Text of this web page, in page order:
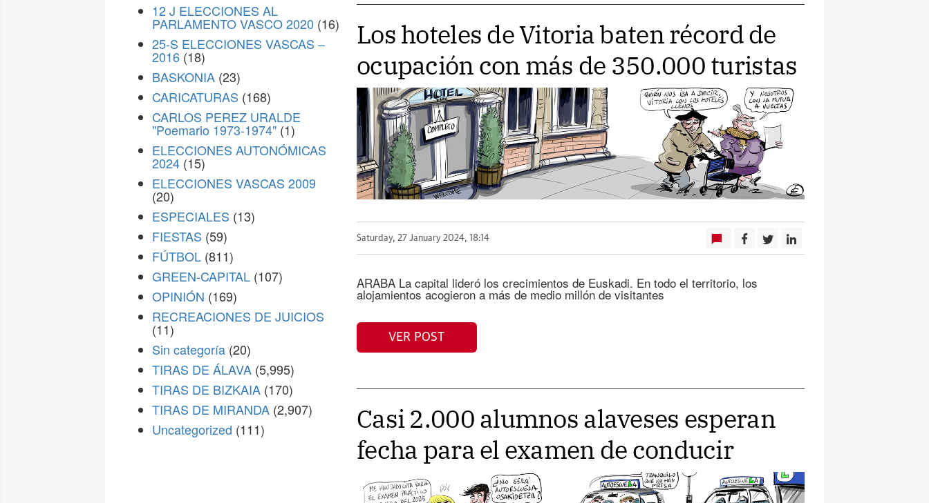
Los hoteles de Vitoria baten récord de
ocupación con más de 350.000 turistas
Saturday, 27 January 2024, 18:14
ARABA La capital lideró los crecimientos de Euskadi. En todo el territorio, los
alojamientos acogieron a más de medio millón de visitantes
VER POST
Casi 2.000 alumnos alaveses esperan
fecha para el examen de conducir
12 J ELECCIONES AL
PARLAMENTO VASCO 2020 (16)
25-S ELECCIONES VASCAS –
2016 (18)
BASKONIA (23)
CARICATURAS (168)
CARLOS PEREZ URALDE
"Poemario 1973-1974" (1)
ELECCIONES AUTONÓMICAS
2024 (15)
ELECCIONES VASCAS 2009
(20)
ESPECIALES (13)
FIESTAS (59)
FÚTBOL (811)
GREEN-CAPITAL (107)
OPINIÓN (169)
RECREACIONES DE JUICIOS
(11)
Sin categoría (20)
TIRAS DE ÁLAVA (5,995)
TIRAS DE BIZKAIA (170)
TIRAS DE MIRANDA (2,907)
Uncategorized (111)